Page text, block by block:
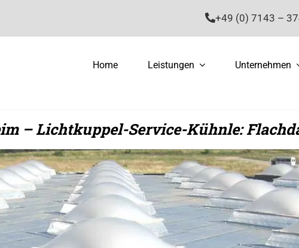
+49 (0) 7143 –
Home Leistungen Unternehmen
– Lichtkuppel-Service-Kühnle: